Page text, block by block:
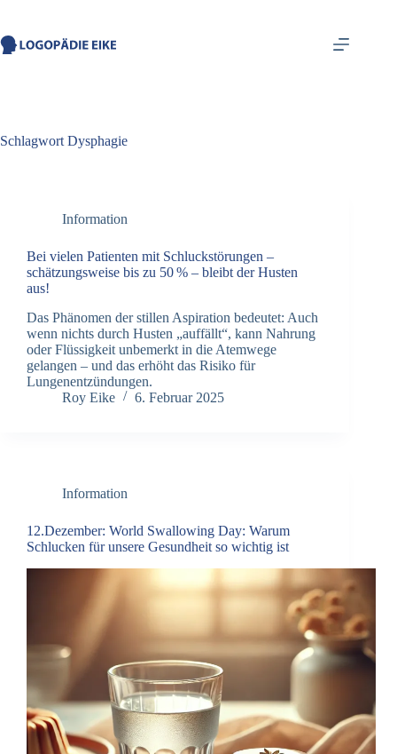
Schlagwort Dysphagie
Information
Bei vielen Patienten mit Schluckstörungen –
schätzungsweise bis zu 50 % – bleibt der Husten
aus!
Das Phänomen der stillen Aspiration bedeutet: Auch
wenn nichts durch Husten „auffällt“, kann Nahrung
oder Flüssigkeit unbemerkt in die Atemwege
gelangen – und das erhöht das Risiko für
Lungenentzündungen.
Roy Eike
6. Februar 2025
Information
12.Dezember: World Swallowing Day: Warum
Schlucken für unsere Gesundheit so wichtig ist